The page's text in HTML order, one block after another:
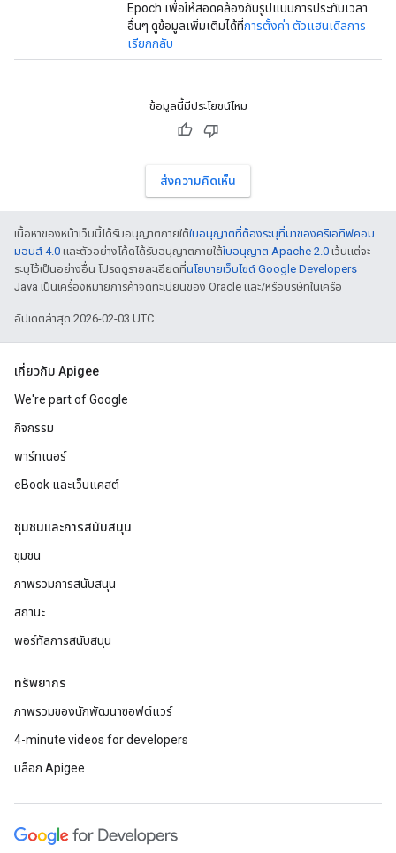
Epoch เพื่อให้สอดคล้องกับรูปแบบการประทับเวลา
อื่นๆ ดูข้อมูลเพิ่มเติมได้ที่การตั้งค่า ตัวแฮนเดิลการ
เรียกกลับ
ข้อมูลนี้มีประโยชน์ไหม
ส่งความคิดเห็น
เนื้อหาของหน้าเว็บนี้ได้รับอนุญาตภายใต้ใบอนุญาตที่ต้องระบุที่มาของครีเอทีฟคอม
มอนส์ 4.0 และตัวอย่างโค้ดได้รับอนุญาตภายใต้ใบอนุญาต Apache 2.0 เว้นแต่จะ
ระบุไว้เป็นอย่างอื่น โปรดดูรายละเอียดที่นโยบายเว็บไซต์ Google Developers
Java เป็นเครื่องหมายการค้าจดทะเบียนของ Oracle และ/หรือบริษัทในเครือ
อัปเดตล่าสุด 2026-02-03 UTC
เกี่ยวกับ Apigee
We're part of Google
กิจกรรม
พาร์ทเนอร์
eBook และเว็บแคสต์
ชุมชนและการสนับสนุน
ชุมชน
ภาพรวมการสนับสนุน
สถานะ
พอร์ทัลการสนับสนุน
ทรัพยากร
ภาพรวมของนักพัฒนาซอฟต์แวร์
4-minute videos for developers
บล็อก Apigee